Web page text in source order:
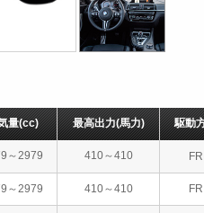
量(cc) 最高出力(馬力) 駆動
～2979 410～410 FR
～2979 410～410 FR